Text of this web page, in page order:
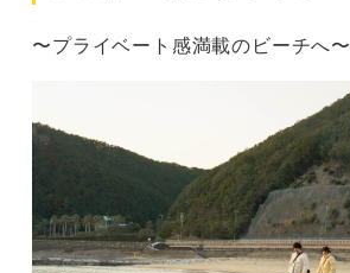
〜プライベート感満載のビーチへ〜